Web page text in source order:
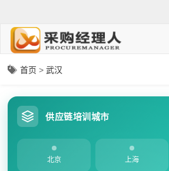
首页 >武汉
供应链培训城市
北京 上海